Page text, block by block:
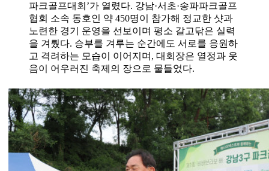
파크골프대회’가 열렸다. 강남·서초·송파파크골프
협회 소속 동호인 약 450명이 참가해 정교한 샷과
노련한 경기 운영을 선보이며 평소 갈고닦은 실력
을 겨뤘다. 승부를 겨루는 순간에도 서로를 응원하
고 격려하는 모습이 이어지며, 대회장은 열정과 웃
음이 어우러진 축제의 장으로 물들었다.